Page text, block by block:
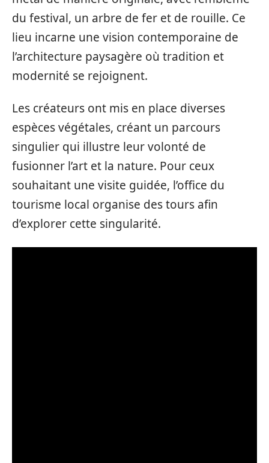
du festival, un arbre de fer et de rouille. Ce
lieu incarne une vision contemporaine de
l’architecture paysagère où tradition et
modernité se rejoignent.
Les créateurs ont mis en place diverses
espèces végétales, créant un parcours
singulier qui illustre leur volonté de
fusionner l’art et la nature. Pour ceux
souhaitant une visite guidée, l’office du
tourisme local organise des tours afin
d’explorer cette singularité.